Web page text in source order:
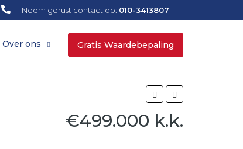
Neem gerust contact op: 010-3413807
Over ons Gratis Waardebepaling
€499.000 k.k.